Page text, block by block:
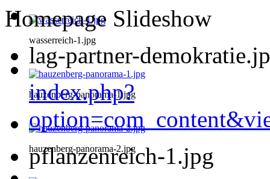
wasserreich-1.jpg
hauzenberg-panorama-1.jpg
hauzenberg-panorama-2.jpg
Homepage Slideshow
lag-partner-
index.php?
pflanzenreich-1.jpg